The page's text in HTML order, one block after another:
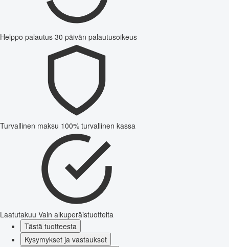
Helppo palautus 30 päivän palautusoikeus
Turvallinen maksu 100% turvallinen kassa
Laatutakuu Vain alkuperäistuotteita
Tästä tuotteesta
Kysymykset ja vastaukset